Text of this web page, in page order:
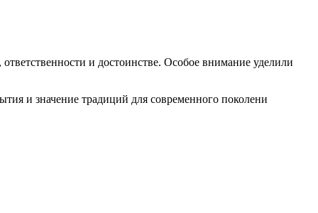
и достоинстве. Особое внимание уделили
и значение традиций для современного поколени